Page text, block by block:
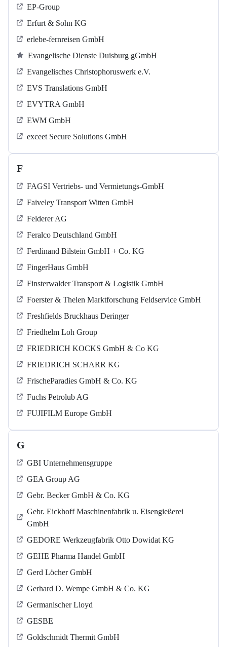
EP-Group
Erfurt & Sohn KG
erlebe-fernreisen GmbH
Evangelische Dienste Duisburg gGmbH
Evangelisches Christophoruswerk e.V.
EVS Translations GmbH
EVYTRA GmbH
EWM GmbH
exceet Secure Solutions GmbH
F
FAGSI Vertriebs- und Vermietungs-GmbH
Faiveley Transport Witten GmbH
Felderer AG
Feralco Deutschland GmbH
Ferdinand Bilstein GmbH + Co. KG
FingerHaus GmbH
Finsterwalder Transport & Logistik GmbH
Foerster & Thelen Marktforschung Feldservice GmbH
Freshfields Bruckhaus Deringer
Friedhelm Loh Group
FRIEDRICH KOCKS GmbH & Co KG
FRIEDRICH SCHARR KG
FrischeParadies GmbH & Co. KG
Fuchs Petrolub AG
FUJIFILM Europe GmbH
G
GBI Unternehmensgruppe
GEA Group AG
Gebr. Becker GmbH & Co. KG
Gebr. Eickhoff Maschinenfabrik u. Eisengießerei
GmbH
GEDORE Werkzeugfabrik Otto Dowidat KG
GEHE Pharma Handel GmbH
Gerd Löcher GmbH
Gerhard D. Wempe GmbH & Co. KG
Germanischer Lloyd
GESBE
Goldschmidt Thermit GmbH